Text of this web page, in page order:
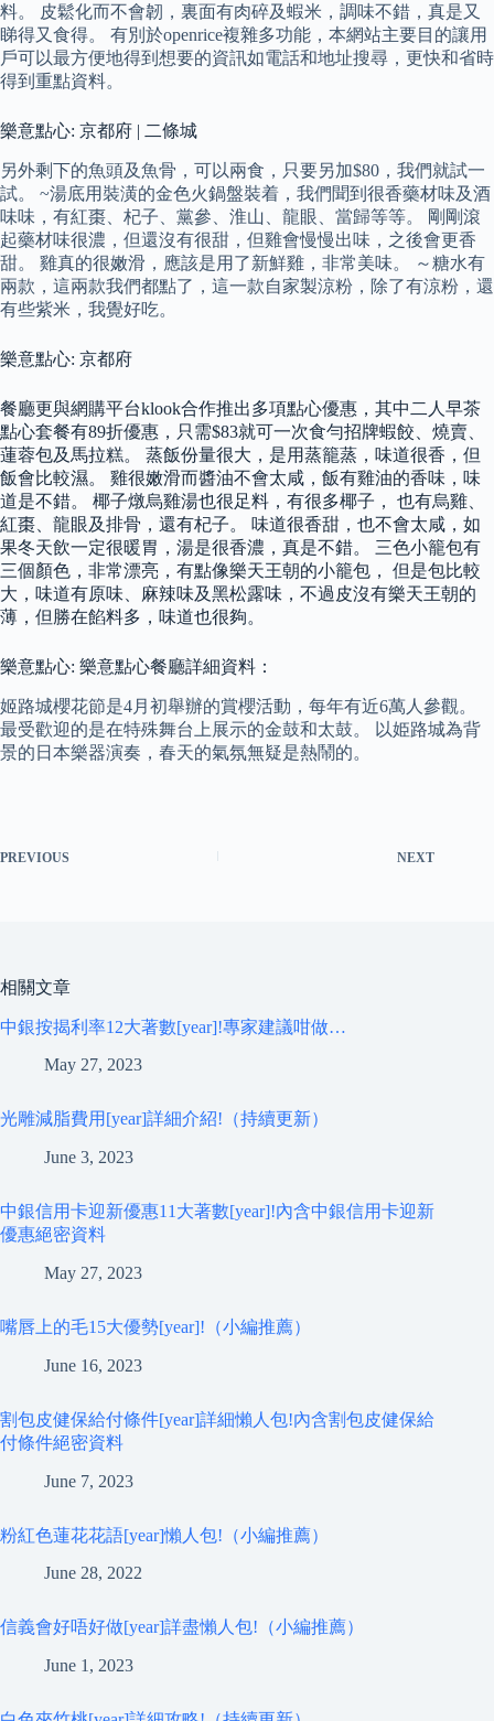
料。 皮鬆化而不會韌，裏面有肉碎及蝦米，調味不錯，真是又
睇得又食得。 有別於openrice複雜多功能，本網站主要目的讓用
戶可以最方便地得到想要的資訊如電話和地址搜尋，更快和省時
得到重點資料。
樂意點心: 京都府 | 二條城
另外剩下的魚頭及魚骨，可以兩食，只要另加$80，我們就試一
試。 ~湯底用裝潢的金色火鍋盤裝着，我們聞到很香藥材味及酒
味味，有紅棗、杞子、黨參、淮山、龍眼、當歸等等。 剛剛滾
起藥材味很濃，但還沒有很甜，但雞會慢慢出味，之後會更香
甜。 雞真的很嫩滑，應該是用了新鮮雞，非常美味。 ～糖水有
兩款，這兩款我們都點了，這一款自家製涼粉，除了有涼粉，還
有些紫米，我覺好吃。
樂意點心: 京都府
餐廳更與網購平台klook合作推出多項點心優惠，其中二人早茶
點心套餐有89折優惠，只需$83就可一次食勻招牌蝦餃、燒賣、
蓮蓉包及馬拉糕。 蒸飯份量很大，是用蒸籠蒸，味道很香，但
飯會比較濕。 雞很嫩滑而醬油不會太咸，飯有雞油的香味，味
道是不錯。 椰子燉烏雞湯也很足料，有很多椰子， 也有烏雞、
紅棗、龍眼及排骨，還有杞子。 味道很香甜，也不會太咸，如
果冬天飲一定很暖胃，湯是很香濃，真是不錯。 三色小籠包有
三個顏色，非常漂亮，有點像樂天王朝的小籠包， 但是包比較
大，味道有原味、麻辣味及黑松露味，不過皮沒有樂天王朝的
薄，但勝在餡料多，味道也很夠。
樂意點心: 樂意點心餐廳詳細資料：
姬路城櫻花節是4月初舉辦的賞櫻活動，每年有近6萬人參觀。
最受歡迎的是在特殊舞台上展示的金鼓和太鼓。 以姫路城為背
景的日本樂器演奏，春天的氣氛無疑是熱鬧的。
PREVIOUS NEXT
相關文章
中銀按揭利率12大著數[year]!專家建議咁做…
May 27, 2023
光雕減脂費用[year]詳細介紹!（持續更新）
June 3, 2023
中銀信用卡迎新優惠11大著數[year]!內含中銀信用卡迎新
優惠絕密資料
May 27, 2023
嘴唇上的毛15大優勢[year]!（小編推薦）
June 16, 2023
割包皮健保給付條件[year]詳細懶人包!內含割包皮健保給
付條件絕密資料
June 7, 2023
粉紅色蓮花花語[year]懶人包!（小編推薦）
June 28, 2022
信義會好唔好做[year]詳盡懶人包!（小編推薦）
June 1, 2023